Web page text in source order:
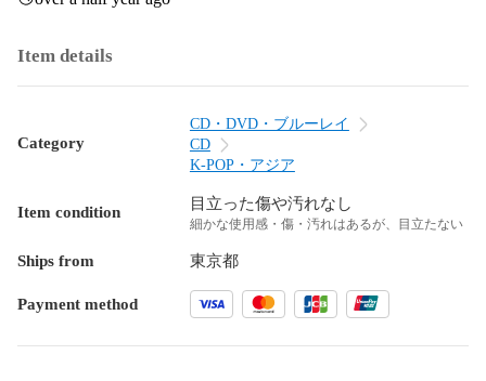
Item details
Category
CD・DVD・ブルーレイ
CD
K-POP・アジア
Item condition 目立った傷や汚れなし
細かな使用感・傷・汚れはあるが、目立たない
Ships from 東京都
Payment method